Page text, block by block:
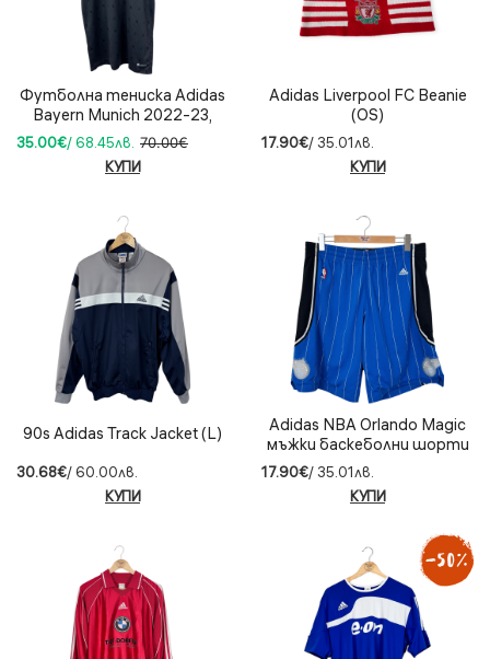
Футболна тениска Adidas
Bayern Munich 2022-23,
Mane #17, размер M
35.00€/ 68.45лв. 70.00€
КУПИ
Adidas Liverpool FC Beanie
(OS)
17.90€/ 35.01лв.
КУПИ
90s Adidas Track Jacket (L)
30.68€/ 60.00лв.
КУПИ
Adidas NBA Orlando Magic
мъжки баскеболни шорти
(L)
17.90€/ 35.01лв.
КУПИ